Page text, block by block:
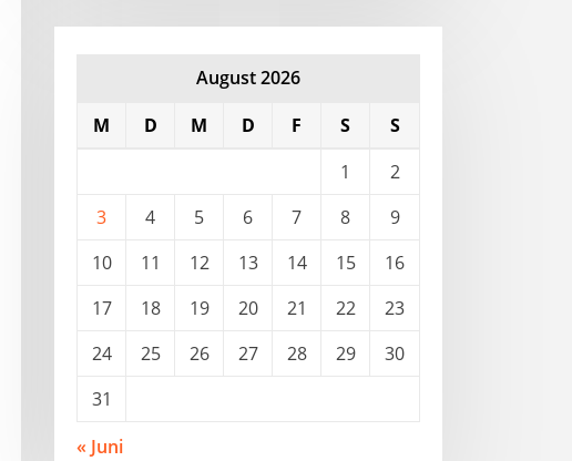
August 2026
M
D M D F S
S
1
2
3
4 5 6 7 8
9
10
11 12 13 14 15
16
17
18 19 20 21 22
23
24
25 26 27 28 29
30
31
« Juni